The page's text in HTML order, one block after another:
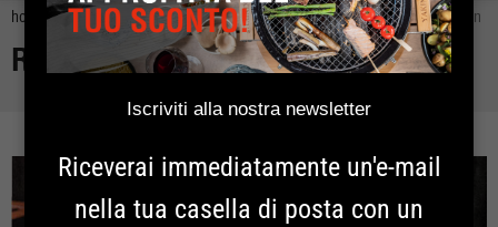
home ispirazione ricette ricette shichirin scampi | burro cajun
RICETTE SHICHIRIN
Iscriviti alla nostra newsletter
Riceverai immediatamente un'e-mail
nella tua casella di posta con un